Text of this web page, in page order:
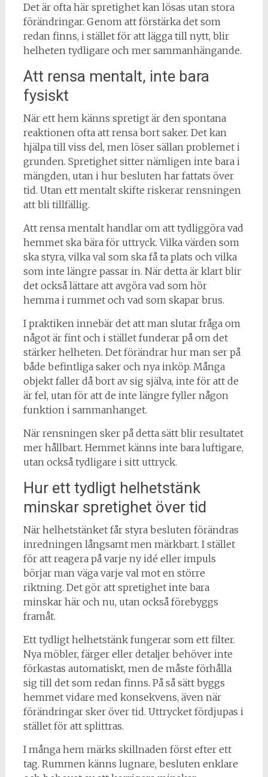
Det är ofta här spretighet kan lösas utan stora
förändringar. Genom att förstärka det som
redan finns, i stället för att lägga till nytt, blir
helheten tydligare och mer sammanhängande.
Att rensa mentalt, inte bara
fysiskt
När ett hem känns spretigt är den spontana
reaktionen ofta att rensa bort saker. Det kan
hjälpa till viss del, men löser sällan problemet i
grunden. Spretighet sitter nämligen inte bara i
mängden, utan i hur besluten har fattats över
tid. Utan ett mentalt skifte riskerar rensningen
att bli tillfällig.
Att rensa mentalt handlar om att tydliggöra vad
hemmet ska bära för uttryck. Vilka värden som
ska styra, vilka val som ska få ta plats och vilka
som inte längre passar in. När detta är klart blir
det också lättare att avgöra vad som hör
hemma i rummet och vad som skapar brus.
I praktiken innebär det att man slutar fråga om
något är fint och i stället funderar på om det
stärker helheten. Det förändrar hur man ser på
både befintliga saker och nya inköp. Många
objekt faller då bort av sig själva, inte för att de
är fel, utan för att de inte längre fyller någon
funktion i sammanhanget.
När rensningen sker på detta sätt blir resultatet
mer hållbart. Hemmet känns inte bara luftigare,
utan också tydligare i sitt uttryck.
Hur ett tydligt helhetstänk
minskar spretighet över tid
När helhetstänket får styra besluten förändras
inredningen långsamt men märkbart. I stället
för att reagera på varje ny idé eller impuls
börjar man väga varje val mot en större
riktning. Det gör att spretighet inte bara
minskar här och nu, utan också förebyggs
framåt.
Ett tydligt helhetstänk fungerar som ett filter.
Nya möbler, färger eller detaljer behöver inte
förkastas automatiskt, men de måste förhålla
sig till det som redan finns. På så sätt byggs
hemmet vidare med konsekvens, även när
förändringar sker över tid. Uttrycket fördjupas i
stället för att splittras.
I många hem märks skillnaden först efter ett
tag. Rummen känns lugnare, besluten enklare